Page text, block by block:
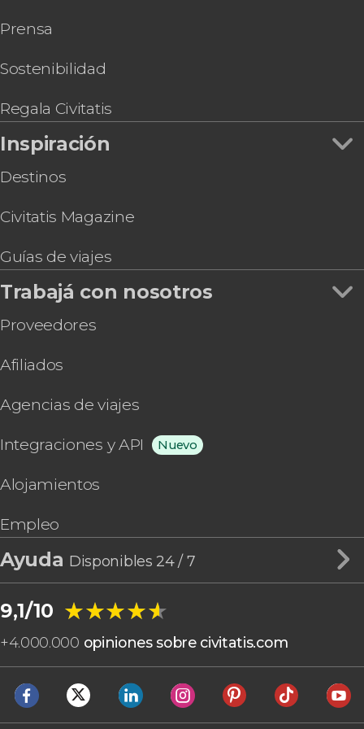
Tour de los murales de Ciudad de México
Hidalgo + Grutas de Tolantongo
Hidalgo + Grutas de Tolantongo
Entrada al mirador de la Torre Latino
Experiencia temazcal en Aldea Tonantzin
Prensa
Sostenibilidad
Regala Civitatis
Inspiración
Destinos
Civitatis Magazine
Guías de viajes
Trabajá con nosotros
Proveedores
Afiliados
Agencias de viajes
Integraciones y API Nuevo
Alojamientos
Empleo
Ayuda Disponibles 24 / 7
9,1/10 ★★★★★
★★★★★
+4.000.000 opiniones sobre civitatis.com